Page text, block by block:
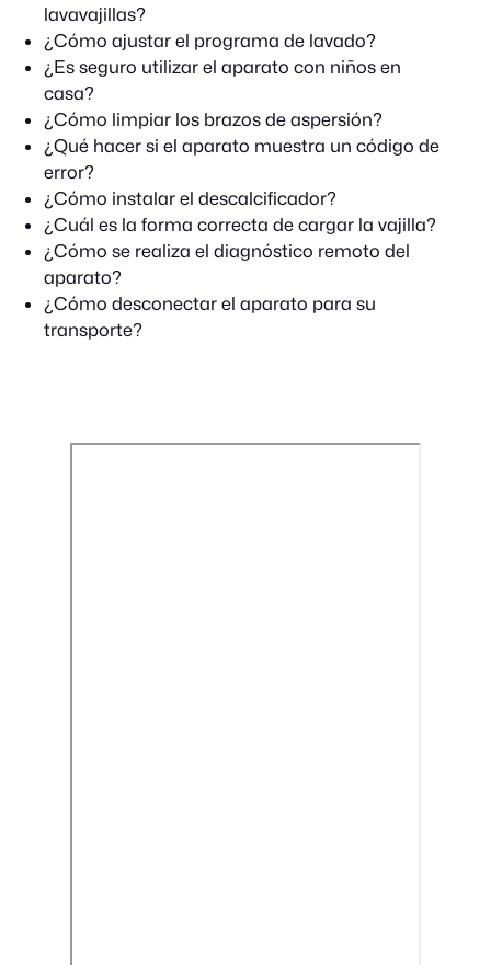
lavavajillas?
¿Cómo ajustar el programa de lavado?
¿Es seguro utilizar el aparato con niños en
casa?
¿Cómo limpiar los brazos de aspersión?
¿Qué hacer si el aparato muestra un código de
error?
¿Cómo instalar el descalcificador?
¿Cuál es la forma correcta de cargar la vajilla?
¿Cómo se realiza el diagnóstico remoto del
aparato?
¿Cómo desconectar el aparato para su
transporte?